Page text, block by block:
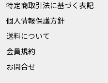
特定商取引法に基づく表記
個人情報保護方針
送料について
会員規約
お問合せ